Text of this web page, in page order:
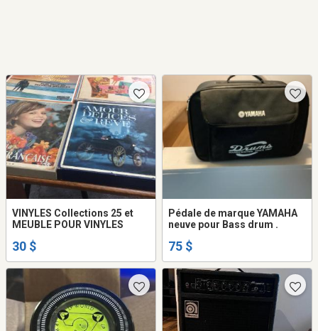
VINYLES Collections 25 et
MEUBLE POUR VINYLES
30 $
Pédale de marque YAMAHA
neuve pour Bass drum .
75 $